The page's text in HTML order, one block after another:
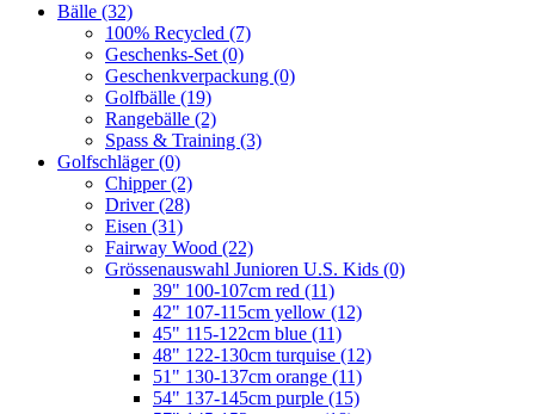
Bälle (32)
100% Recycled (7)
Geschenks-Set (0)
Geschenkverpackung (0)
Golfbälle (19)
Rangebälle (2)
Spass & Training (3)
Golfschläger(0)
Chipper(2)
Driver(28)
Eisen (31)
Fairway Wood (22)
Grössenauswahl Junioren U.S. Kids (0)
39" 100-107cm red (11)
42" 107-115cm yellow (12)
45" 115-122cm blue (11)
48" 122-130cm turquise (12)
51" 130-137cm orange (11)
54" 137-145cm purple (15)